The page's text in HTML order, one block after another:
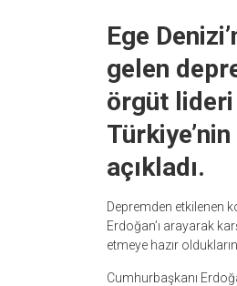
Ege
gelen
örgüt lideri
açıkladı.
Depremden etkilenen
Erdoğan’ı arayarak
etmeye hazır
Cumhurbaşkanı